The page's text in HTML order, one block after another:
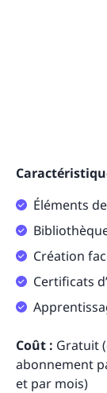
Éléments
Création
Certificats
Coût : Gratuit
abonnement
et par mois)